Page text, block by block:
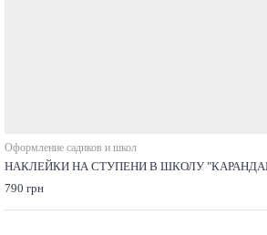
Оформление садиков и школ
НАКЛЕЙКИ НА СТУПЕНИ В ШКОЛУ
790 грн